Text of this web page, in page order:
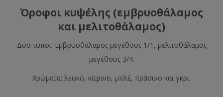
Όροφοι κυψέλης (εμβρυοθάλαμος
και μελιτοθάλαμος)
Δύο τύποι: Εμβρυοθάλαμος μεγέθους 1/1, μελιτοθάλαμος
μεγέθους 3/4.
Χρώματα: λευκό, κίτρινο, μπλέ, πράσινο και γκρι.